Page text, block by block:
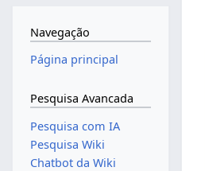
Navegação
Página principal
Pesquisa Avancada
Pesquisa com IA
Pesquisa Wiki
Chatbot da Wiki